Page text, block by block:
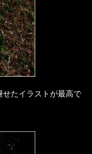
たイラストが最高で